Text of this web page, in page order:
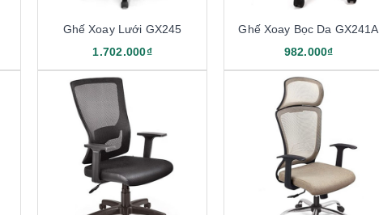
Ghế Xoay Lưới GX245
1.702.000₫
Ghế Xoay Bọc Da GX241A
982.000₫